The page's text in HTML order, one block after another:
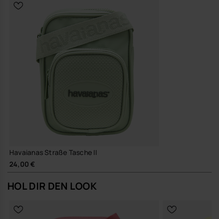
So entsteht eine kleine, präzise Tasche, auf die du dich im Alltag
einfach verlassen kannst.
Kaufe online auf www.havaianas-store.com, dem offiziellen
Havaianas-Shop in Deutschland, und bring deinen Stil auf das
nächste Level.
Havaianas Straße Tasche II
24,00 €
HOL DIR DEN LOOK